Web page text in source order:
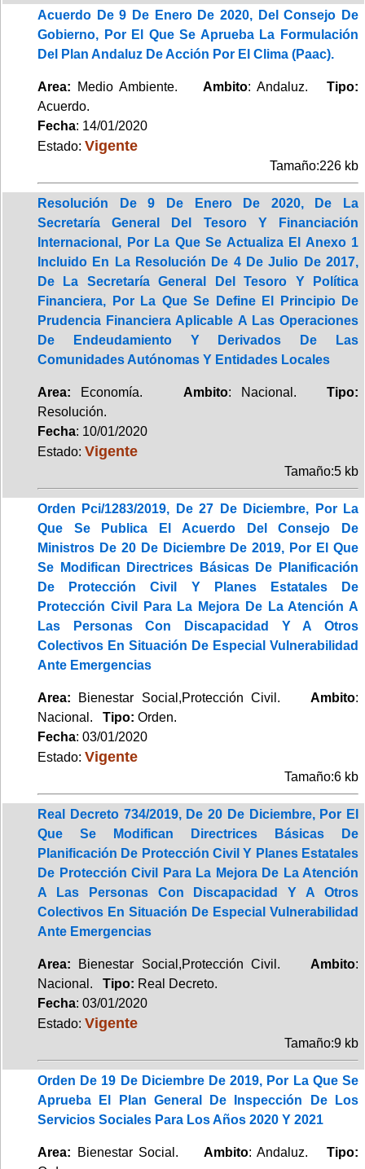
Acuerdo De 9 De Enero De 2020, Del Consejo De
Gobierno, Por El Que Se Aprueba La Formulación
Del Plan Andaluz De Acción Por El Clima (Paac).
Area: Medio Ambiente. Ambito: Andaluz.Tipo:
Acuerdo.
Fecha: 14/01/2020
Estado: Vigente
Tamaño:226 kb
Resolución De 9 De Enero De 2020, De La
Secretaría General Del Tesoro Y Financiación
Internacional, Por La Que Se Actualiza El Anexo 1
Incluido En La Resolución De 4 De Julio De 2017,
De La Secretaría General Del Tesoro Y Política
Financiera, Por La Que Se Define El Principio De
Prudencia Financiera Aplicable A Las Operaciones
De Endeudamiento Y Derivados De Las
Comunidades Autónomas Y Entidades Locales
Area: Economía. Ambito: Nacional.Tipo:
Resolución.
Fecha: 10/01/2020
Estado: Vigente
Tamaño:5 kb
Orden Pci/1283/2019, De 27 De Diciembre, Por La
Que Se Publica El Acuerdo Del Consejo De
Ministros De 20 De Diciembre De 2019, Por El Que
Se Modifican Directrices Básicas De Planificación
De Protección Civil Y Planes Estatales De
Protección Civil Para La Mejora De La Atención A
Las Personas Con Discapacidad Y A Otros
Colectivos En Situación De Especial Vulnerabilidad
Ante Emergencias
Area: Bienestar Social,Protección Civil. Ambito:
Nacional. Tipo: Orden.
Fecha: 03/01/2020
Estado: Vigente
Tamaño:6 kb
Real Decreto 734/2019, De 20 De Diciembre, Por El
Que Se Modifican Directrices Básicas De
Planificación De Protección Civil Y Planes Estatales
De Protección Civil Para La Mejora De La Atención
A Las Personas Con Discapacidad Y A Otros
Colectivos En Situación De Especial Vulnerabilidad
Ante Emergencias
Area: Bienestar Social,Protección Civil. Ambito:
Nacional. Tipo: Real Decreto.
Fecha: 03/01/2020
Estado: Vigente
Tamaño:9 kb
Orden De 19 De Diciembre De 2019, Por La Que Se
Aprueba El Plan General De Inspección De Los
Servicios Sociales Para Los Años 2020 Y 2021
Area: Bienestar Social. Ambito: Andaluz.Tipo: